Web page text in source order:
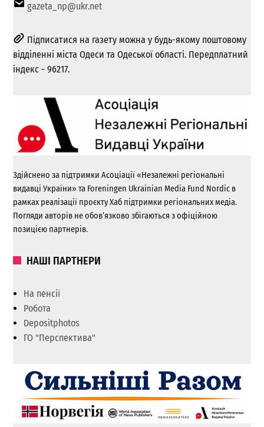
gazeta_np@ukr.net
Підписатися на газету можна у будь-якому поштовому
відділенні міста Одеси та Одеської області. Передплатний
індекс - 96217.
Здійснено за підтримки Асоціації «Незалежні регіональні
видавці України» та Foreningen Ukrainian Media Fund Nordic в
рамках реалізації проєкту Хаб підтримки регіональних медіа.
Погляди авторів не обов’язково збігаються з офіційною
позицією партнерів.
НАШІ ПАРТНЕРИ
На пенсії
Робота
Depositphotos
ГО "Перспектива"